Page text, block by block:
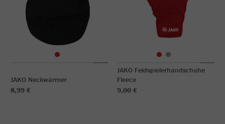
JAKO Neckwarmer
8,99 €
JAKO Feldspielerhandschuhe
Fleece
9,00 €